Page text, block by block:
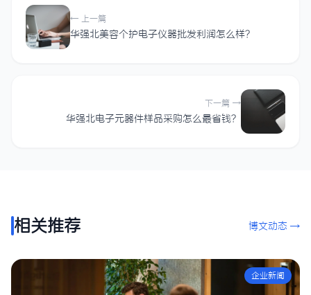
← 上一篇
华强北美容个护电子仪器批发利润怎么样？
下一篇 →
华强北电子元器件样品采购怎么最省钱？
相关推荐 博文动态 →
企业新闻